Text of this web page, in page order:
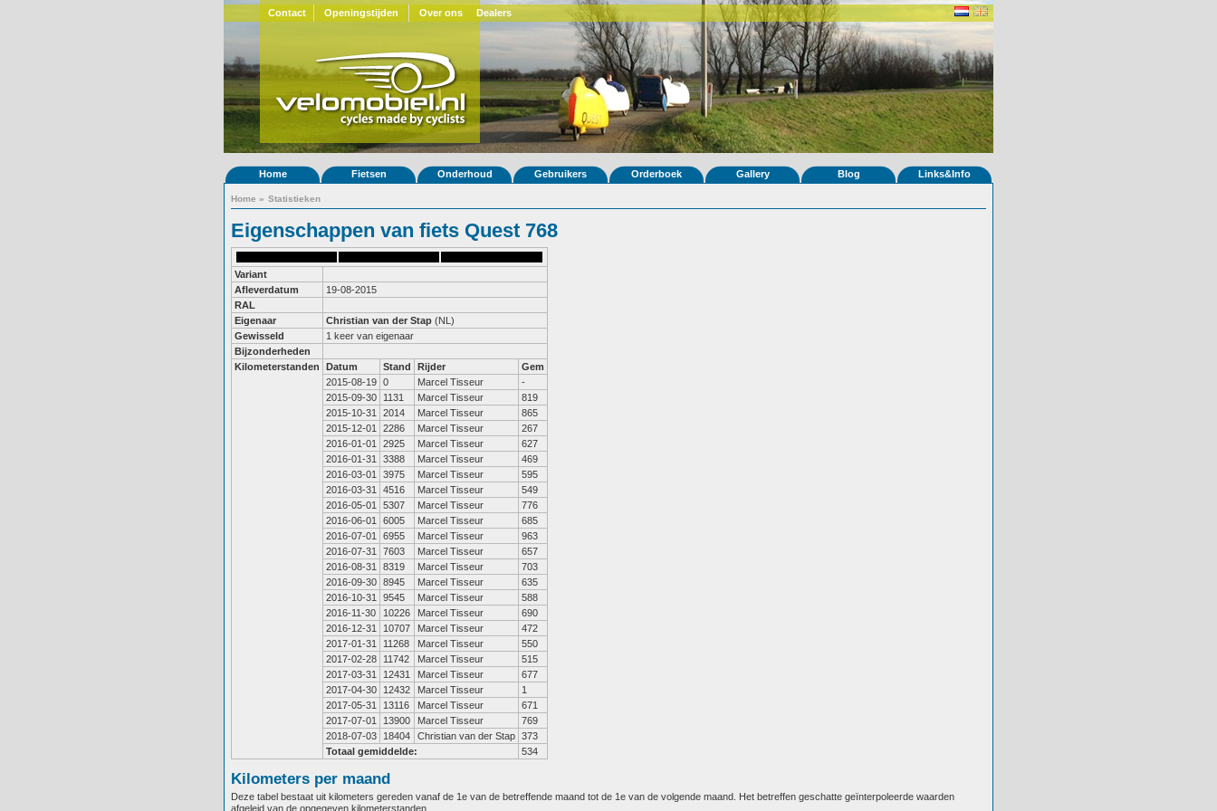
Contact Openingstijden Over ons Dealers
Home Fietsen Onderhoud Gebruikers Orderboek Gallery Blog Links&Info
Home » Statistieken
Eigenschappen van fiets Quest 768
Variant
Afleverdatum
19-08-2015
RAL
Eigenaar
Christian van der Stap (NL)
Gewisseld
1 keer van eigenaar
Bijzonderheden
Kilometerstanden
Datum Stand Rijder
Gem
2015-08-19 0 Marcel Tisseur
-
2015-09-30
1131 Marcel Tisseur
819
2015-10-31
2014 Marcel Tisseur
865
2015-12-01
2286 Marcel Tisseur
267
2016-01-01
2925 Marcel Tisseur
627
2016-01-31
3388 Marcel Tisseur
469
2016-03-01
3975 Marcel Tisseur
595
2016-03-31
4516 Marcel Tisseur
549
2016-05-01
5307 Marcel Tisseur
776
2016-06-01
6005 Marcel Tisseur
685
2016-07-01
6955 Marcel Tisseur
963
2016-07-31
7603 Marcel Tisseur
657
2016-08-31
8319 Marcel Tisseur
703
2016-09-30 8945 Marcel Tisseur
635
2016-10-31
9545 Marcel Tisseur
588
2016-11-30
10226 Marcel Tisseur
690
2016-12-31
10707 Marcel Tisseur
472
2017-01-31
11268 Marcel Tisseur
550
2017-02-28
11742 Marcel Tisseur
515
2017-03-31
12431 Marcel Tisseur
677
2017-04-30
12432 Marcel Tisseur
1
2017-05-31
13116 Marcel Tisseur
671
2017-07-01
13900 Marcel Tisseur
769
2018-07-03
18404 Christian van der Stap 373
Totaal gemiddelde:
534
Kilometers per maand
Deze tabel bestaat uit kilometers gereden vanaf de 1e van de betreffende maand tot de 1e van de volgende maand. Het betreffen geschatte geïnterpoleerde waarden
afgeleid van de opgegeven kilometerstanden.